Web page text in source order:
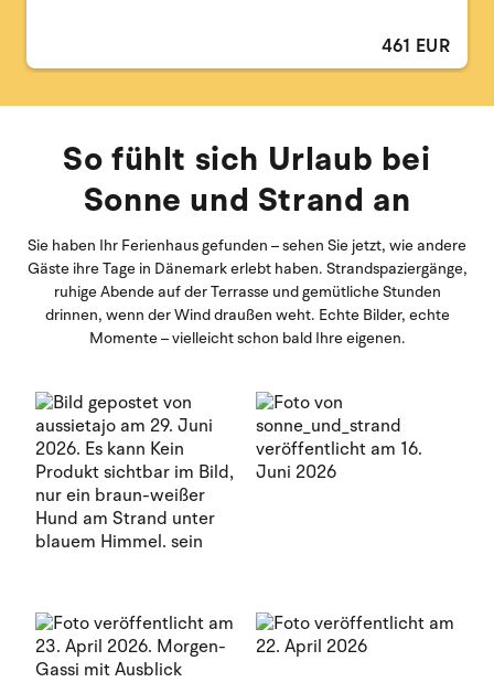
461 EUR
So fühlt sich Urlaub bei
Sonne und Strand an
Sie haben Ihr Ferienhaus gefunden – sehen Sie jetzt, wie andere
Gäste ihre Tage in Dänemark erlebt haben. Strandspaziergänge,
ruhige Abende auf der Terrasse und gemütliche Stunden
drinnen, wenn der Wind draußen weht. Echte Bilder, echte
Momente – vielleicht schon bald Ihre eigenen.